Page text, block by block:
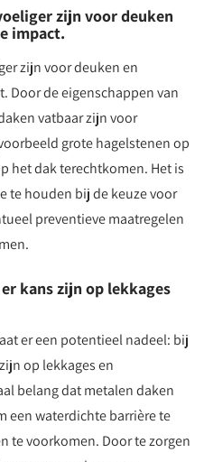
zijn voor deuken
impact.
zijn voor deuken en
Door de eigenschappen van
vatbaar zijn voor
grote hagelstenen op
het dak terechtkomen. Het is
te houden bij de keuze voor
preventieve maatregelen
kans zijn op lekkages
er een potentieel nadeel: bij
op lekkages en
belang dat metalen daken
een waterdichte barrière te
te voorkomen. Door te zorgen